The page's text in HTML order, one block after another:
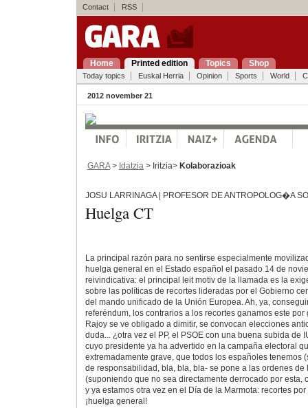
Contact RSS
Home Printed edition Topics Shop
Today topics Euskal Herria Opinion Sports World
2012 november 21
GARA> Idatzia > Iritzia> Kolaborazioak
JOSU LARRINAGA | PROFESOR DE ANTROPOLOG�A
Huelga CT
La principal razón para no sentirse especialmente
huelga general en el Estado español el pasado 14 de
reivindicativa: el principal leit motiv de la llamada es la
sobre las políticas de recortes lideradas por el Gobierno
del mando unificado de la Unión Europea. Ah, ya,
referéndum, los contrarios a los recortes ganamos este
Rajoy se ve obligado a dimitir, se convocan elecciones
duda... ¿otra vez el PP, el PSOE con una buena subida de
cuyo presidente ya ha advertido en la campaña electoral
extremadamente grave, que todos los españoles tenemos
de responsabilidad, bla, bla, bla- se pone a las ordenes de
(suponiendo que no sea directamente derrocado por esta,
y ya estamos otra vez en el Día de la Marmota: recortes
¡huelga general!